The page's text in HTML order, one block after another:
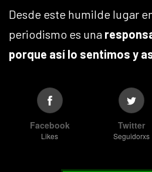
Desde este humilde lugar
periodismo es una
porque así lo sentimos y
Facebook
Likes
Twitter
Seguidorxs